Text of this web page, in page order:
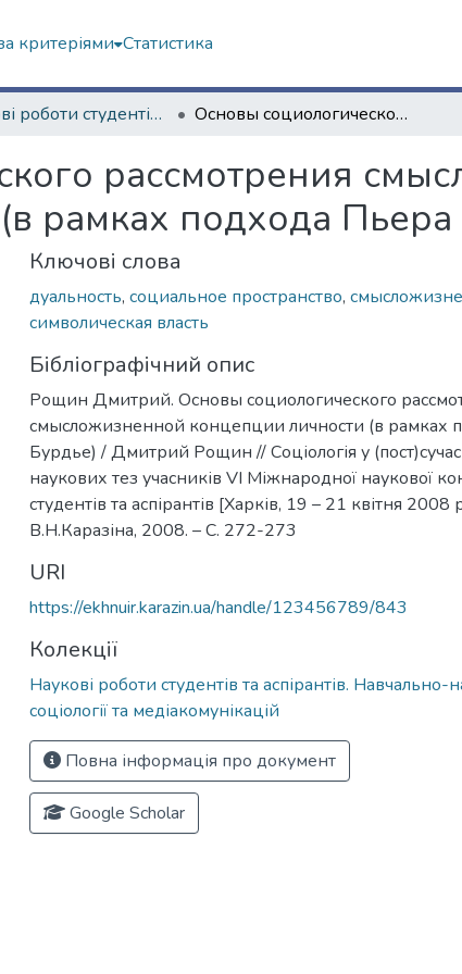
критеріями Статистика
Наукові роботи студентів та аспірантів. Навчально-науковий інститут соціології та медіакомунікацій Основы социологического рассмотрения смысложизненной концепции личности (в рамках подхода Пьера Бурдье)
рассмотрения
рамках подхода
Ключові слова
дуальность, социальное пространство,
символическая власть
Бібліографічний опис
Рощин Дмитрий. Основы социологического
смысложизненной концепции личности (в рамках
Бурдье) / Дмитрий Рощин // Соціологія у
наукових тез учасників VІ Міжнародної наукової
студентів та аспірантів [Харків, 19 – 21 квітня 2008
В.Н.Каразіна, 2008. – С. 272-273
URI
https://ekhnuir.karazin.ua/handle/123456789/843
Колекції
Наукові роботи студентів та аспірантів. Навчально-
соціології та медіакомунікацій
Повна інформація про документ
Google Scholar